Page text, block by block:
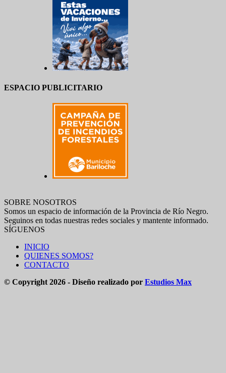
ESPACIO PUBLICITARIO
SOBRE NOSOTROS
Somos un espacio de información de la Provincia de Río Negro.
Seguinos en todas nuestras redes sociales y mantente informado.
SÍGUENOS
INICIO
QUIENES SOMOS?
CONTACTO
© Copyright 2026 - Diseño realizado por Estudios Max